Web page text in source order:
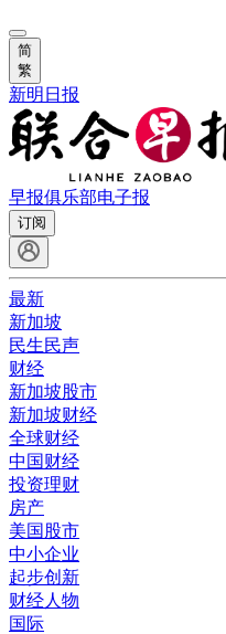
简
繁
新明日报
早报俱乐部电子报
订阅
最新
新加坡
民生民声
财经
新加坡股市
新加坡财经
全球财经
中国财经
投资理财
房产
美国股市
中小企业
起步创新
财经人物
国际